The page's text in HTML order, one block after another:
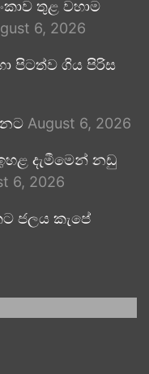
තුළ වහාම
6, 2026
පිටත්ව ගිය පිරිස
August 6, 2026
දැමීමෙන් නඩු
6, 2026
ජලය කැපේ